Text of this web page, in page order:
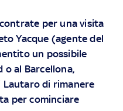
per una visita
Yacque (agente del
un possibile
o al Barcellona,
di rimanere
per cominciare